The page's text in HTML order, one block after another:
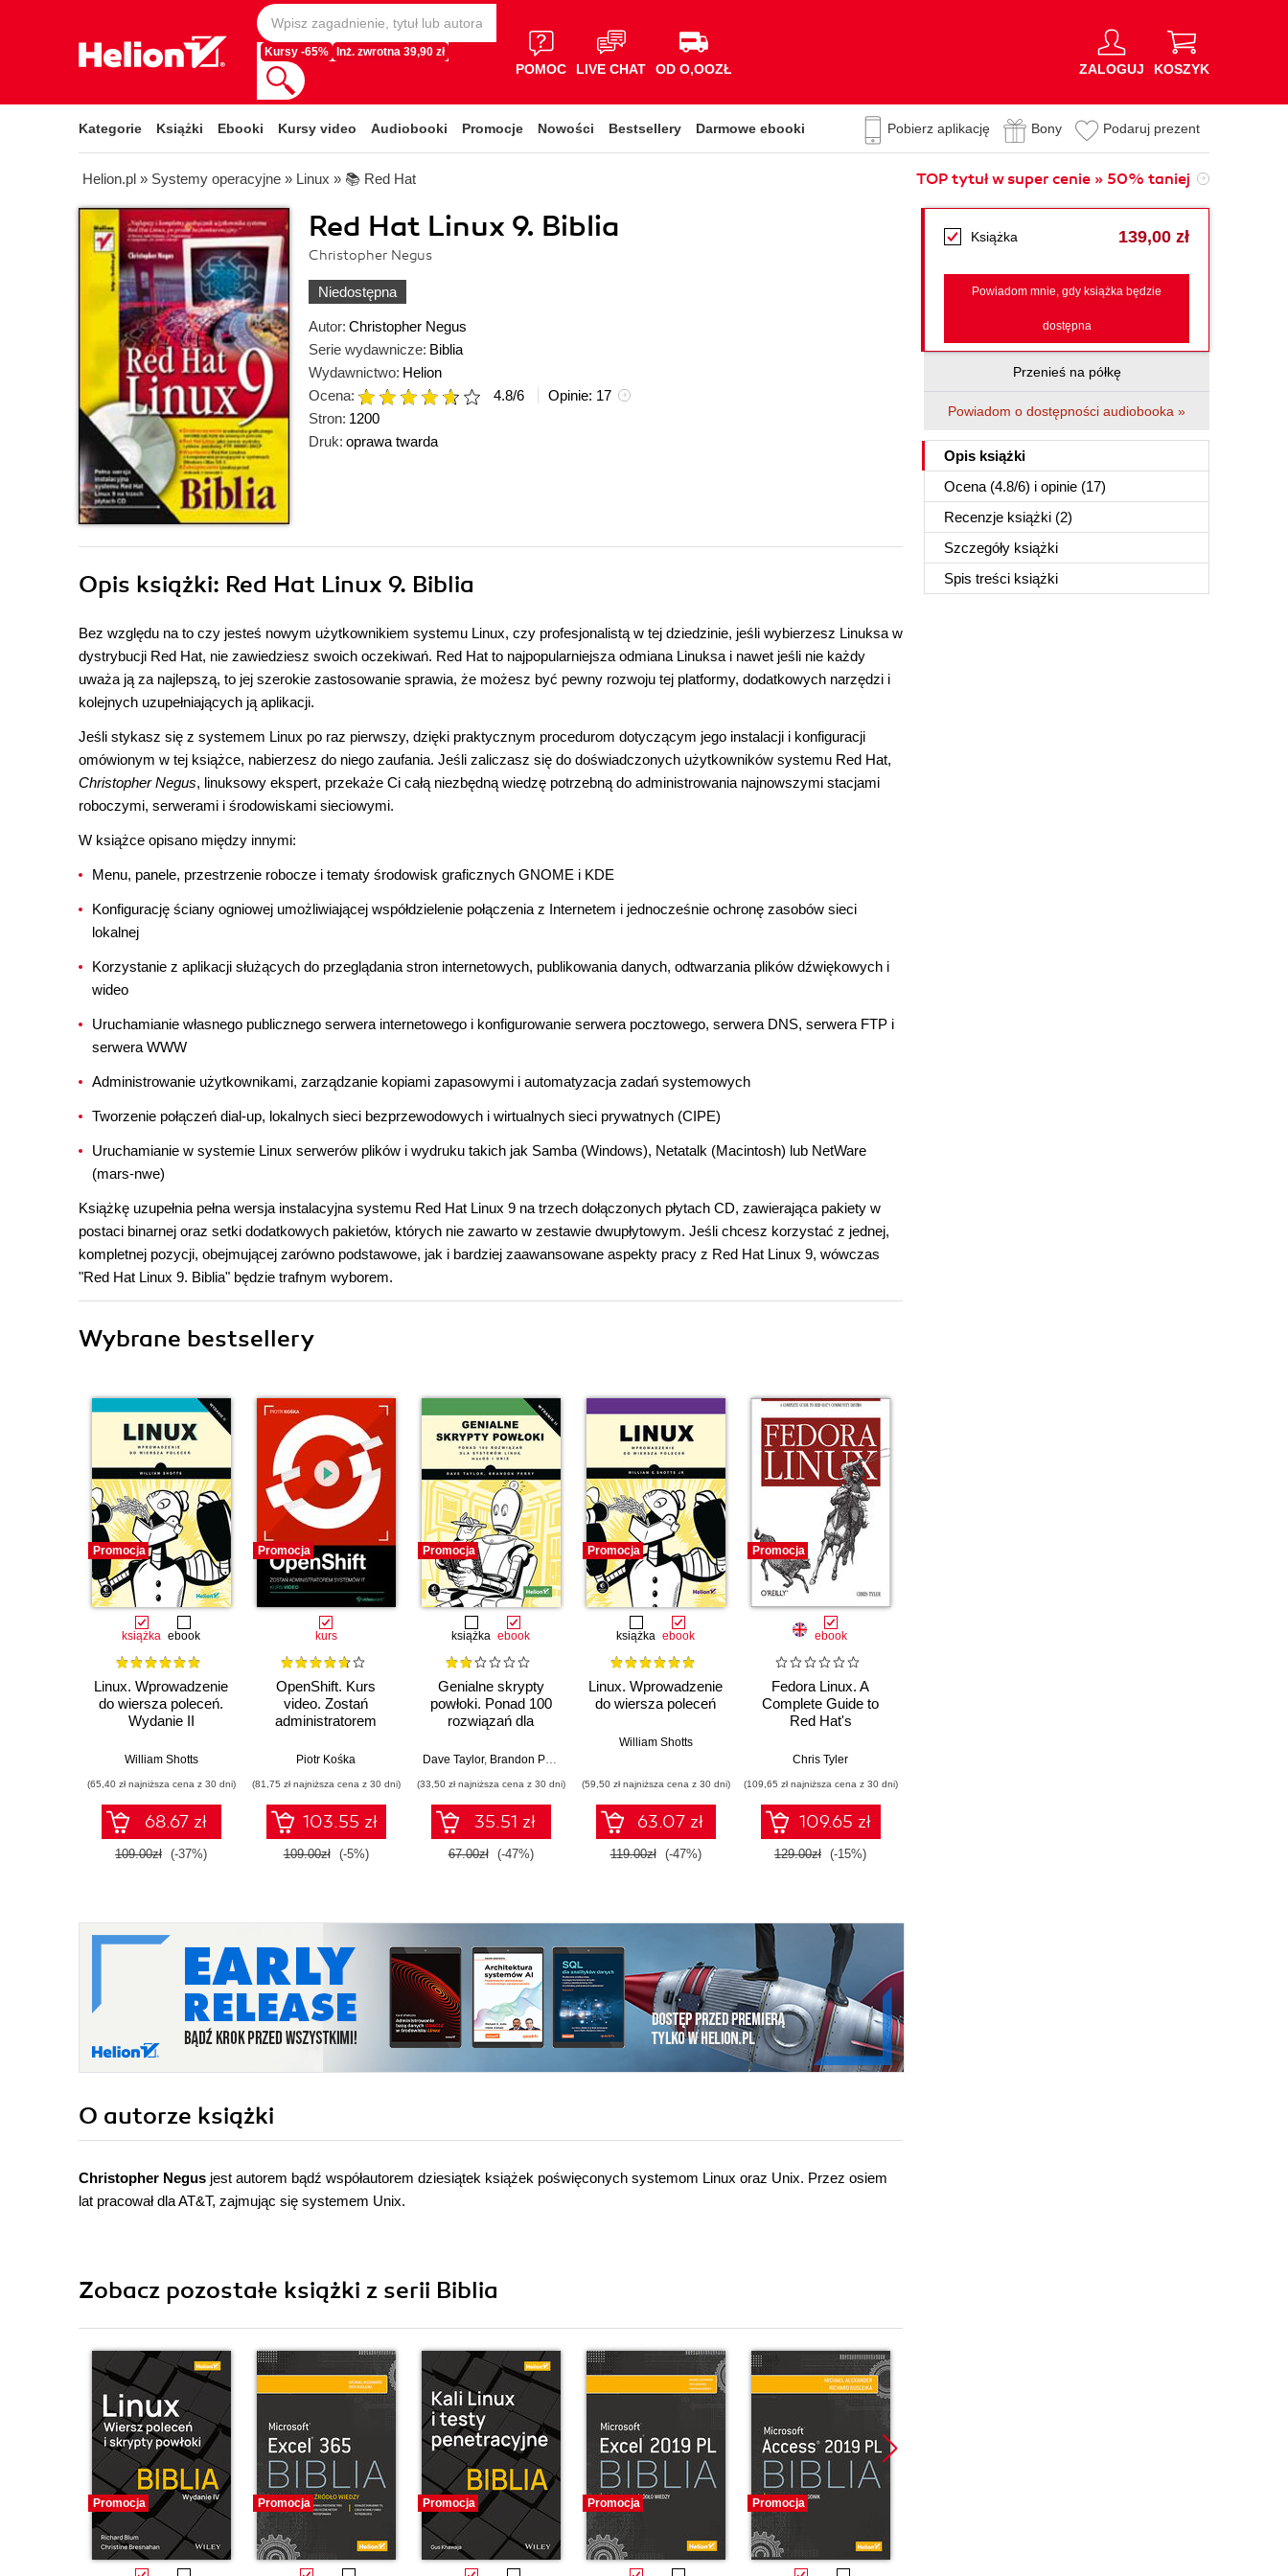
Kursy -65% Inż. zwrotna 39,90 zł
POMOC LIVE CHAT OD O,OOZŁ ZALOGUJ KOSZYK
Kategorie Książki Ebooki Kursy video Audiobooki Promocje Nowości Bestsellery Darmowe ebooki Pobierz aplikację Bony Podaruj prezent
Helion.pl » Systemy operacyjne » Linux » 📚 Red Hat TOP tytuł w super cenie » 50% taniej
Red Hat Linux 9. Biblia
Christopher Negus
Niedostępna
Autor: Christopher Negus
Serie wydawnicze: Biblia
Wydawnictwo: Helion
Ocena:
4.8/6 Opinie: 17
Stron: 1200
Druk: oprawa twarda
Książka 139,00 zł
Powiadom mnie, gdy książka będzie
dostępna
Przenieś na półkę
Powiadom o dostępności audiobooka »
Opis książki
Ocena (4.8/6) i opinie (17)
Recenzje książki (2)
Szczegóły książki
Spis treści książki
Opis książki: Red Hat Linux 9. Biblia
Bez względu na to czy jesteś nowym użytkownikiem systemu Linux, czy profesjonalistą w tej dziedzinie, jeśli wybierzesz Linuksa w
dystrybucji Red Hat, nie zawiedziesz swoich oczekiwań. Red Hat to najpopularniejsza odmiana Linuksa i nawet jeśli nie każdy
uważa ją za najlepszą, to jej szerokie zastosowanie sprawia, że możesz być pewny rozwoju tej platformy, dodatkowych narzędzi i
kolejnych uzupełniających ją aplikacji.
Jeśli stykasz się z systemem Linux po raz pierwszy, dzięki praktycznym procedurom dotyczącym jego instalacji i konfiguracji
omówionym w tej książce, nabierzesz do niego zaufania. Jeśli zaliczasz się do doświadczonych użytkowników systemu Red Hat,
Christopher Negus, linuksowy ekspert, przekaże Ci całą niezbędną wiedzę potrzebną do administrowania najnowszymi stacjami
roboczymi, serwerami i środowiskami sieciowymi.
W książce opisano między innymi:
Menu, panele, przestrzenie robocze i tematy środowisk graficznych GNOME i KDE
Konfigurację ściany ogniowej umożliwiającej współdzielenie połączenia z Internetem i jednocześnie ochronę zasobów sieci
lokalnej
Korzystanie z aplikacji służących do przeglądania stron internetowych, publikowania danych, odtwarzania plików dźwiękowych i
wideo
Uruchamianie własnego publicznego serwera internetowego i konfigurowanie serwera pocztowego, serwera DNS, serwera FTP i
serwera WWW
Administrowanie użytkownikami, zarządzanie kopiami zapasowymi i automatyzacja zadań systemowych
Tworzenie połączeń dial-up, lokalnych sieci bezprzewodowych i wirtualnych sieci prywatnych (CIPE)
Uruchamianie w systemie Linux serwerów plików i wydruku takich jak Samba (Windows), Netatalk (Macintosh) lub NetWare
(mars-nwe)
Książkę uzupełnia pełna wersja instalacyjna systemu Red Hat Linux 9 na trzech dołączonych płytach CD, zawierająca pakiety w
postaci binarnej oraz setki dodatkowych pakietów, których nie zawarto w zestawie dwupłytowym. Jeśli chcesz korzystać z jednej,
kompletnej pozycji, obejmującej zarówno podstawowe, jak i bardziej zaawansowane aspekty pracy z Red Hat Linux 9, wówczas
"Red Hat Linux 9. Biblia" będzie trafnym wyborem.
Wybrane bestsellery
Promocja
książka ebook
Linux. Wprowadzenie
do wiersza poleceń.
Wydanie II
William Shotts
(65,40 zł najniższa cena z 30 dni)
68.67 zł
109.00zł (-37%)
Promocja
kurs
OpenShift. Kurs
video. Zostań
administratorem
Piotr Kośka
(81,75 zł najniższa cena z 30 dni)
103.55 zł
109.00zł (-5%)
Promocja
książka ebook
Genialne skrypty
powłoki. Ponad 100
rozwiązań dla
macOS i Unix
Dave Taylor, Brandon Perry
(33,50 zł najniższa cena z 30 dni)
35.51 zł
67.00zł (-47%)
Promocja
książka ebook
Linux. Wprowadzenie
do wiersza poleceń
William Shotts
(59,50 zł najniższa cena z 30 dni)
63.07 zł
119.00zł (-47%)
Promocja
ebook
Fedora Linux. A
Complete Guide to
Red Hat's
Distribution
Chris Tyler
(109,65 zł najniższa cena z 30 dni)
109.65 zł
129.00zł (-15%)
O autorze książki
Christopher Negus jest autorem bądź współautorem dziesiątek książek poświęconych systemom Linux oraz Unix. Przez osiem
lat pracował dla AT&T, zajmując się systemem Unix.
Zobacz pozostałe książki z serii Biblia
Promocja Promocja Promocja Promocja Promocja